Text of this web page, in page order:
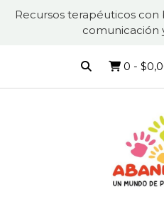
Recursos terapéuticos con
comunicación
0 -